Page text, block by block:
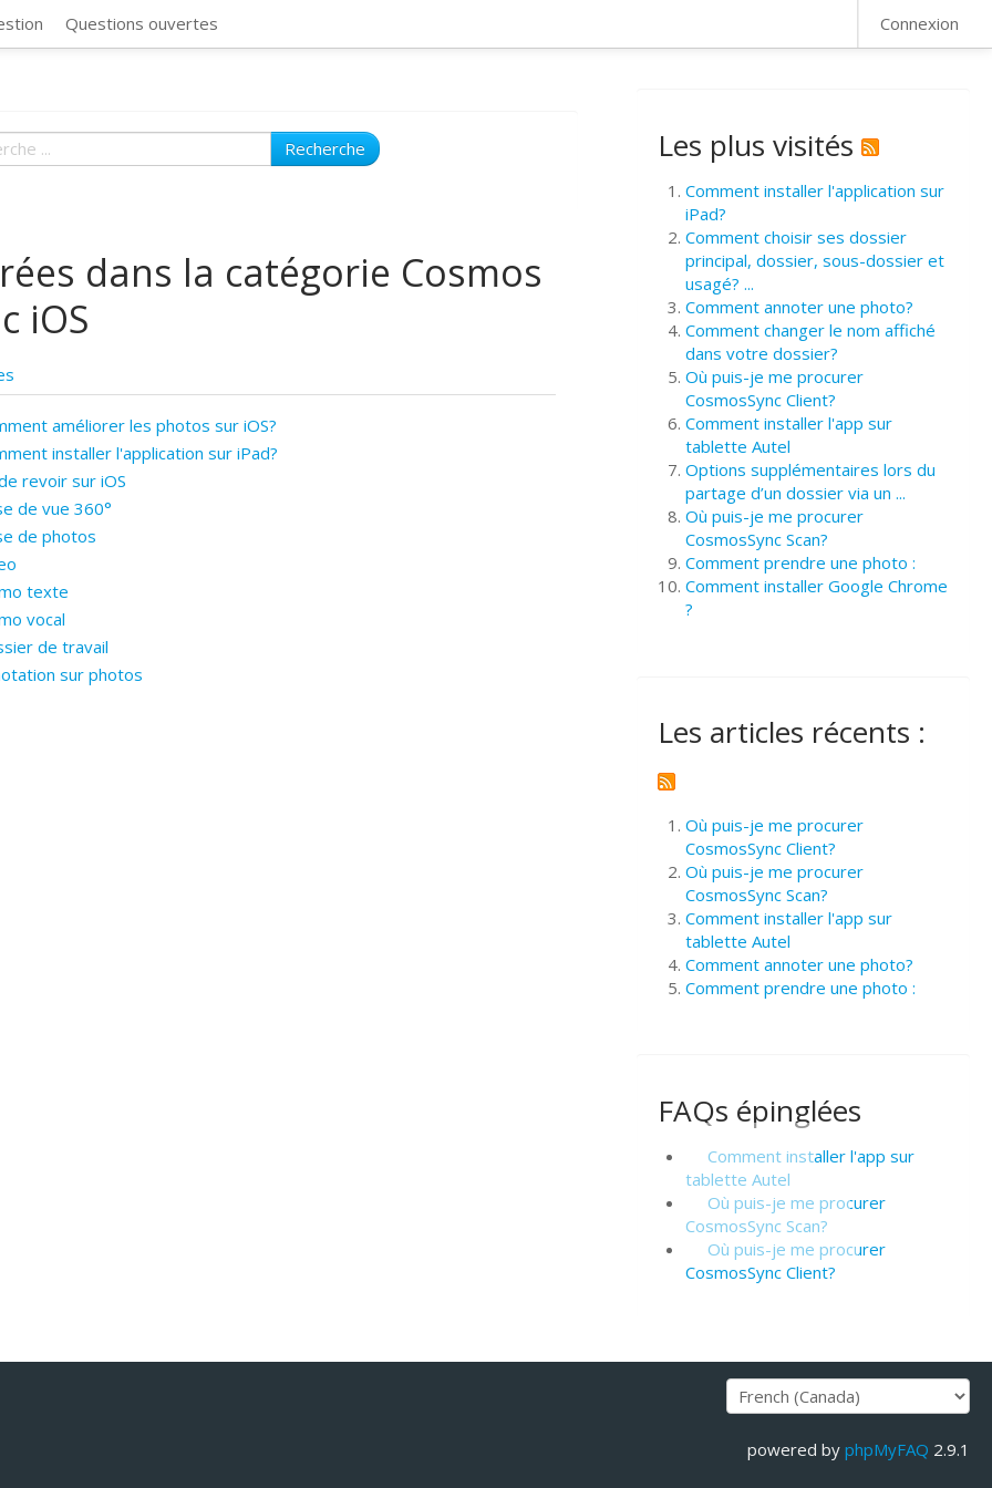
Questions ouvertes Connexion
Recherche
dans la catégorie Cosmos
iOS
améliorer les photos sur iOS?
installer l'application sur iPad?
revoir sur iOS
de vue 360°
de photos
texte
vocal
de travail
sur photos
Les plus visités
Comment installer l'application sur
iPad?
Comment choisir ses dossier
principal, dossier, sous-dossier et
usagé? ...
Comment annoter une photo?
Comment changer le nom affiché
dans votre dossier?
Où puis-je me procurer
CosmosSync Client?
Comment installer l'app sur
tablette Autel
Options supplémentaires lors du
partage d’un dossier via un ...
Où puis-je me procurer
CosmosSync Scan?
Comment prendre une photo :
Comment installer Google Chrome
?
Les articles récents :
Où puis-je me procurer
CosmosSync Client?
Où puis-je me procurer
CosmosSync Scan?
Comment installer l'app sur
tablette Autel
Comment annoter une photo?
Comment prendre une photo :
FAQs épinglées
Comment installer l'app sur
tablette Autel
Où puis-je me procurer
CosmosSync Scan?
Où puis-je me procurer
CosmosSync Client?
powered by phpMyFAQ 2.9.1